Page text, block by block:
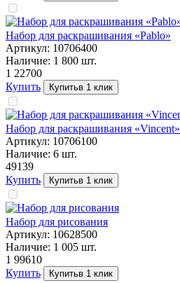
Набор для раскрашивания «Pablo»
Артикул: 10706400
Наличие: 1 800 шт.
1 22700
Купить
Купитьв 1 клик
Набор для раскрашивания «Vincent»
Артикул: 10706100
Наличие: 6 шт.
49139
Купить
Купитьв 1 клик
Набор для рисования
Артикул: 10628500
Наличие: 1 005 шт.
1 99610
Купить
Купитьв 1 клик